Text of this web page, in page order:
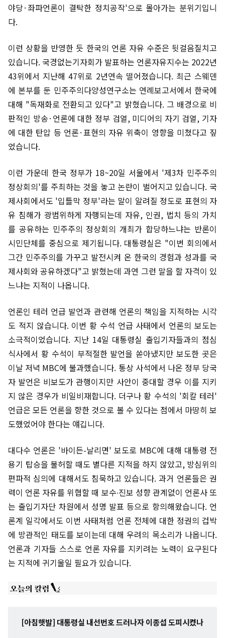
야당·좌파언론이 결탁한 정치공작'으로 몰아가는 분위기입니
다.
이런 상황을 반영한 듯 한국의 언론 자유 수준은 뒷걸음질치고
있습니다. 국경없는기자회가 발표하는 언론자유지수는 2022년
43위에서 지난해 47위로 2년연속 떨어졌습니다. 최근 스웨덴
에 본부를 둔 민주주의다양성연구소는 연례보고서에서 한국에
대해 "독재화로 전환되고 있다"고 밝혔습니다. 그 배경으로 비
판적인 방송·언론에 대한 정부 검열, 미디어의 자기 검열, 기자
에 대한 탄압 등 언론·표현의 자유 위축이 영향을 미쳤다고 짚
었습니다.
이런 가운데 한국 정부가 18~20일 서울에서 '제3차 민주주의
정상회의'를 주최하는 것을 놓고 논란이 벌어지고 있습니다. 국
제사회에서도 '입틀막 정부'라는 말이 알려질 정도로 표현의 자
유 침해가 광범위하게 자행되는데 자유, 인권, 법치 등의 가치
를 공유하는 민주주의 정상회의 개최가 합당하느냐는 반론이
시민단체를 중심으로 제기됩니다. 대통령실은 "이번 회의에서
그간 민주주의를 가꾸고 발전시켜 온 한국의 경험과 성과를 국
제사회와 공유하겠다"고 밝혔는데 과연 그런 말을 할 자격이 있
느냐는 지적이 나옵니다.
언론인 테러 언급 발언과 관련해 언론의 책임을 지적하는 시각
도 적지 않습니다. 이번 황 수석 언급 사태에서 언론의 보도는
소극적이었습니다. 지난 14일 대통령실 출입기자들과의 점심
식사에서 황 수석이 부적절한 발언을 쏟아냈지만 보도한 곳은
이날 저녁 MBC에 불과했습니다. 통상 사석에서 나온 정부 당국
자 발언은 비보도가 관행이지만 사안이 중대할 경우 이를 지키
지 않은 경우가 비일비재합니다. 더구나 황 수석의 '회칼 테러'
언급은 모든 언론을 향한 것으로 볼 수 있다는 점에서 마땅히 보
도했었어야 한다는 얘깁니다.
대다수 언론은 '바이든-날리면' 보도로 MBC에 대해 대통령 전
용기 탑승을 불허할 때도 별다른 지적을 하지 않았고, 방심위의
편파적 심의에 대해서도 침묵하고 있습니다. 과거 언론들은 권
력이 언론 자유를 위협할 때 보수∙진보 성향 관계없이 언론사 또
는 출입기자단 차원에서 성명 발표 등으로 항의해왔습니다. 언
론계 일각에서도 이번 사태처럼 언론 전체에 대한 정권의 겁박
에 방관적인 태도를 보이는데 대해 우려의 목소리가 나옵니다.
언론과 기자들 스스로 언론 자유를 지키려는 노력이 요구된다
는 지적에 귀기울일 필요가 있습니다.
[아침햇발] 대통령실 내선번호 드러나자 이종섭 도피시켰나